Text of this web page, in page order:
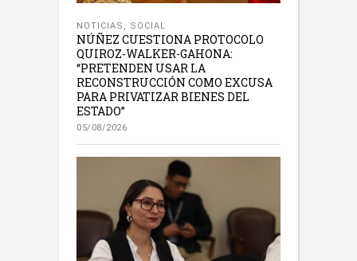
NOTICIAS , SOCIAL
NÚÑEZ CUESTIONA PROTOCOLO
QUIROZ-WALKER-GAHONA:
“PRETENDEN USAR LA
RECONSTRUCCIÓN COMO EXCUSA
PARA PRIVATIZAR BIENES DEL
ESTADO”
05/08/2026